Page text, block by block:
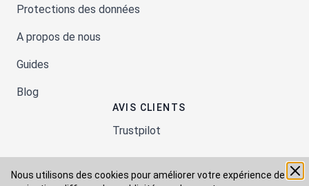
Nous utilisons des cookies pour améliorer votre expérience de
Protections des données
A propos de nous
Guides
Blog
AVIS CLIENTS
Trustpilot